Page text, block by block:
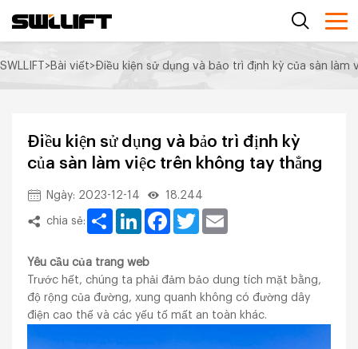
SWLLIFT>Bài viết>Điều kiện sử dụng và bảo trì định kỳ của sàn làm
Điều kiện sử dụng và bảo trì định kỳ
của sàn làm việc trên không tay thẳng
Ngày: 2023-12-14 18.244
chia sẻ:
Share LinkedInFacebook
Twitter
Yêu cầu của trang web
Trước hết, chúng ta phải đảm bảo dung tích mặt bằng,
độ rộng của đường, xung quanh không có đường dây
điện cao thế và các yếu tố mất an toàn khác.